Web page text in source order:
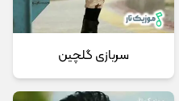
سربازی گلچین